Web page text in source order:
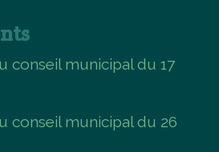
conseil municipal du 17
conseil municipal du 26